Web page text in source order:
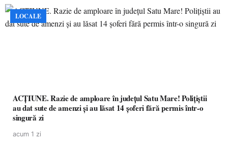
LOCALE
ACȚIUNE. Razie de amploare în județul Satu Mare! Polițiștii
au dat sute de amenzi și au lăsat 14 șoferi fără permis într-o
singură zi
acum 1 zi